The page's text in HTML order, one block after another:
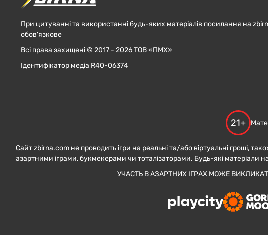
При цитуванні та використанні будь-яких матеріалів посилання на
обов'язкове
Всі права захищені © 2017 - 2026 ТОВ «ПМХ»
Ідентифікатор медіа R40-06374
21+
Сайт zbirna.com не проводить ігри на реальні та/або віртуальні гроші,
азартними іграми, букмекерами чи тоталізаторами. Будь-які матеріали
УЧАСТЬ В АЗАРТНИХ ІГРАХ МОЖЕ